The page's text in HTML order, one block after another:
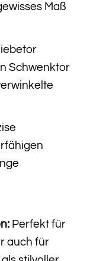
Maß
Schwenktor
Perfekt für
auch für